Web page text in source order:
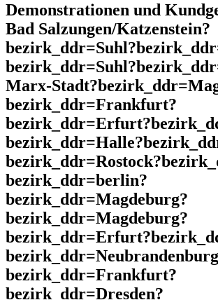
Demonstrationen und
Bad Salzungen/Katzenstein?
Marx-
bezirk_ddr=Frankfurt?
bezirk_ddr=berlin?
bezirk_ddr=Magdeburg?
bezirk_ddr=Magdeburg?
bezirk_ddr=Frankfurt?
bezirk_ddr=Dresden?